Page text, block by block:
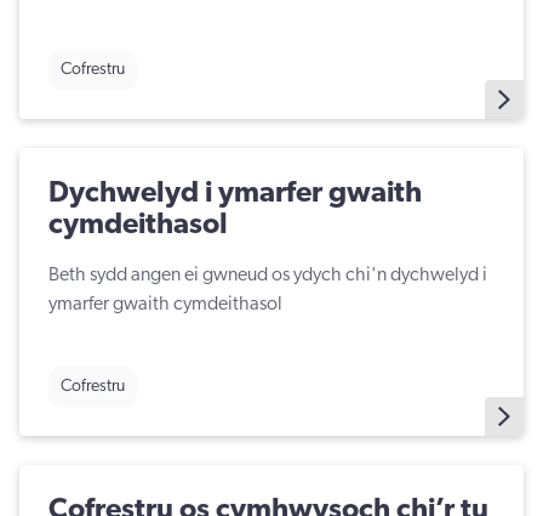
Cofrestru
Dychwelyd i ymarfer gwaith
cymdeithasol
Beth sydd angen ei gwneud os ydych chi'n dychwelyd i
ymarfer gwaith cymdeithasol
Cofrestru